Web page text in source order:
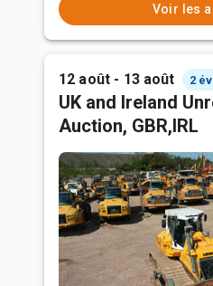
Voir les
12 août - 13 août 2
UK and Ireland
Auction, GBR,IRL